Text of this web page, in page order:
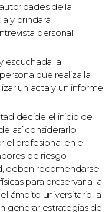
de la
y brindará
personal
escuchada la
que realiza la
un acta y un informe
decide el inicio del
así considerarlo
el profesional en el
de riesgo
deben recomendarse
para preservar a la
ámbito universitario, a
generar estrategias de